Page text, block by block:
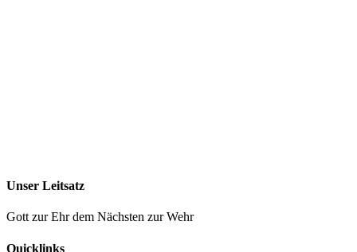
Unser Leitsatz
Gott zur Ehr dem Nächsten zur Wehr
Quicklinks